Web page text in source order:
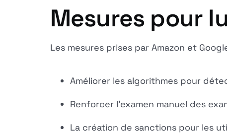
Mesures pour
Les mesures prises par Amazon et
Améliorer les algorithmes pour
Renforcer l'examen manuel des
La création de sanctions pour les